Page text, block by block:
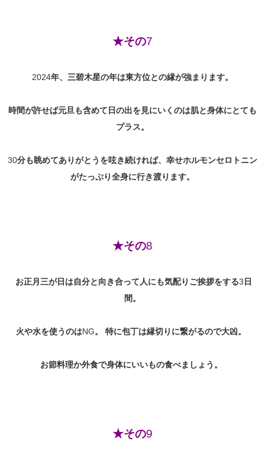
★その7
2024年、三碧木星の年は東方位との縁が強まります。
時間が許せば元旦も含めて日の出を見にいくのは肌と身体にとても
プラス。
30分も眺めてありがとうを呟き続ければ、幸せホルモンセロトニン
がたっぷり全身に行き渡ります。
★その8
お正月三が日は自分と向き合って人にも気配りご挨拶をする3 日
間。
火や水を使うのはNG。 特に包丁は縁切りに繋がるので大凶。
お節料理か外食で身体にいいもの食べましょう。
★その9